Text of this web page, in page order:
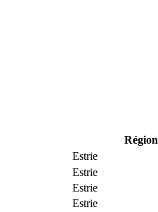
Région
Estrie
Estrie
Estrie
Estrie